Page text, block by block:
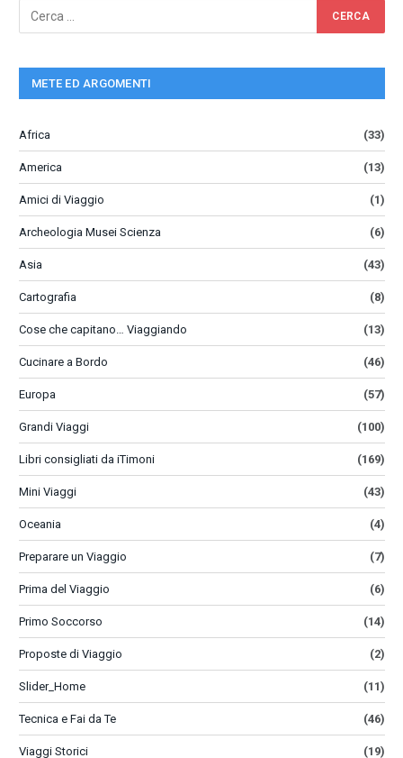
METE ED ARGOMENTI
Africa (33)
America (13)
Amici di Viaggio (1)
Archeologia Musei Scienza (6)
Asia (43)
Cartografia (8)
Cose che capitano… Viaggiando (13)
Cucinare a Bordo (46)
Europa (57)
Grandi Viaggi (100)
Libri consigliati da iTimoni (169)
Mini Viaggi (43)
Oceania (4)
Preparare un Viaggio (7)
Prima del Viaggio (6)
Primo Soccorso (14)
Proposte di Viaggio (2)
Slider_Home (11)
Tecnica e Fai da Te (46)
Viaggi Storici (19)